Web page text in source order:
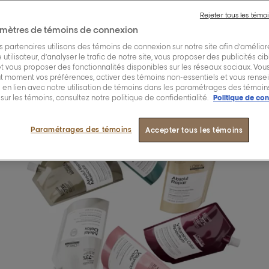
rechargeables. Découvrez des options plus
qui utilisent beaucoup moins de plastique que
vous vous en souciez.
Team 16-06-2026
de témoins de connexion
partenaires utilisons des témoins de connexion sur notre site afin
d’analyser le trafic de notre site, vous proposer des publicités
vous proposer des fonctionnalités disponibles sur les réseaux sociaux.
moment vos préférences, activer des témoins non-essentiels et vous
lien avec notre utilisation de témoins dans les paramétrages des
les témoins, consultez notre politique de confidentialité. Politique de
Accepter tous les témoins
Paramétrages des témoins
Rejeter tous les